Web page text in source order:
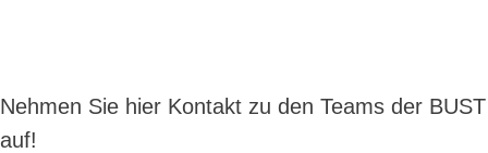
Nehmen Sie hier Kontakt zu den Teams der BUST
auf!